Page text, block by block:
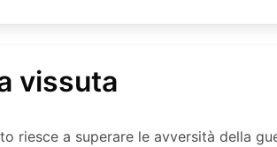
vissuta
riesce a superare le avversità della